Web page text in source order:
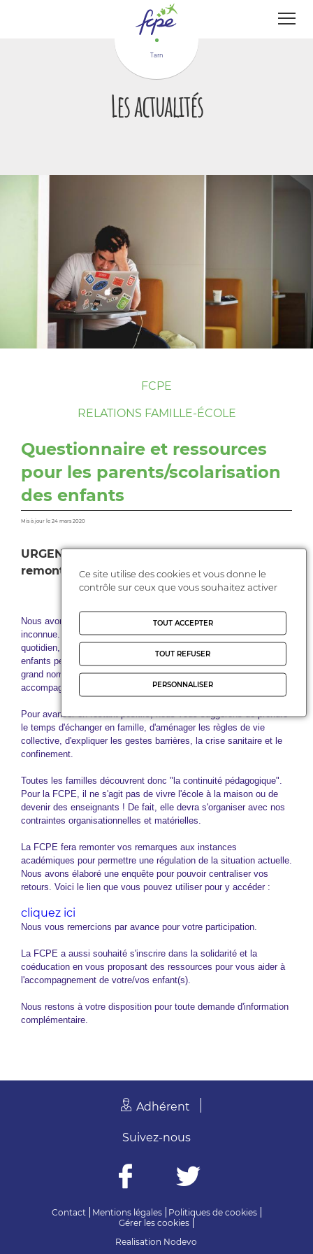
Tarn
Les actualités
FCPE
RELATIONS FAMILLE-ÉCOLE
Questionnaire et ressources
pour les parents/scolarisation
des enfants
Mis à jour le 24 mars 2020
URGENT afin que nous puissions faire
remonter vos remarques au recteur
Nous avons toutes et tous à rester confinés pour une durée plutôt
inconnue. Cette mesure de protection n'est pas simple à tenir au
quotidien, l'interdiction de sortir pour les parents, les jeunes et les
enfants peut s'avérer source de tensions. A cela s’ajoute, pour un
grand nombre, le devoir de conjuguer télétravail et
accompagnement des enfants dans "la continuité pédagogique".
Pour avancer en restant positifs, nous vous suggérons de prendre
le temps d'échanger en famille, d'aménager les règles de vie
collective, d'expliquer les gestes barrières, la crise sanitaire et le
confinement.
Toutes les familles découvrent donc "la continuité pédagogique".
Pour la FCPE, il ne s'agit pas de vivre l'école à la maison ou de
devenir des enseignants ! De fait, elle devra s'organiser avec nos
contraintes organisationnelles et matérielles.
La FCPE fera remonter vos remarques aux instances
académiques pour permettre une régulation de la situation actuelle.
Nous avons élaboré une enquête pour pouvoir centraliser vos
retours. Voici le lien que vous pouvez utiliser pour y accéder :
cliquez ici
Nous vous remercions par avance pour votre participation.
La FCPE a aussi souhaité s'inscrire dans la solidarité et la
coéducation en vous proposant des ressources pour vous aider à
l'accompagnement de votre/vos enfant(s).
Nous restons à votre disposition pour toute demande d'information
complémentaire.
Adhérent
Contact Mentions légales
Politiques de cookies
Gérer les cookies
Realisation Nodevo
Suivez-nous
Panneau de gestion des cookies
Ce site utilise des cookies et vous donne le
contrôle sur ceux que vous souhaitez activer
TOUT ACCEPTER
TOUT REFUSER
PERSONNALISER